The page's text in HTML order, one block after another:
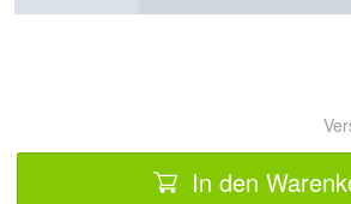
In den